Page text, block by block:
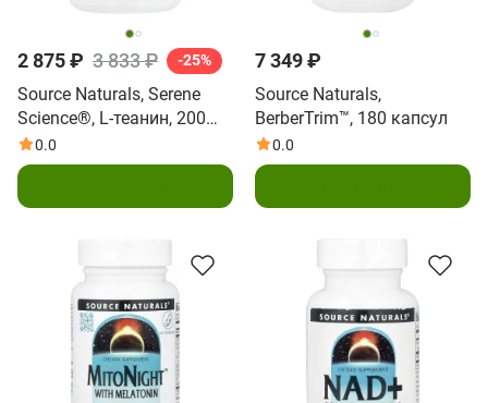
2 875 ₽ 3 833 ₽ -25%
Source Naturals, Serene
Science®, L-теанин, 200
мг, 60 капсул
0.0
7 349 ₽
Source Naturals,
BerberTrim™, 180 капсул
0.0